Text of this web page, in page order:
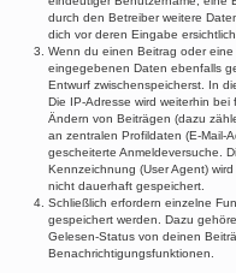
durch den Betreiber weitere
dich vor deren Eingabe
Wenn du einen Beitrag oder
eingegebenen Daten ebenfalls
Entwurf zwischenspeicherst. In
Die IP-Adresse wird weiterhin
Ändern von Beiträgen (dazu
an zentralen Profildaten (E-Mail-
gescheiterte Anmeldeversuche.
Kennzeichnung (User Agent)
nicht dauerhaft gespeichert.
Schließlich erfordern einzelne
gespeichert werden. Dazu
Gelesen-Status von deinen
Benachrichtigungsfunktionen.